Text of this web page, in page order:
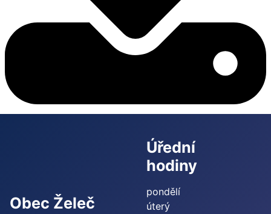
Obec Želeč
Úřední
hodiny
pondělí
úterý